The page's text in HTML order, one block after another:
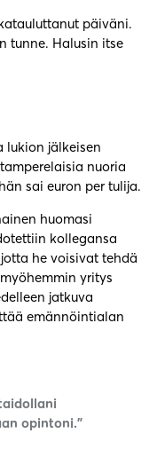
päiväni.
tunne. Halusin itse
lukion jälkeisen
nuoria
sai euron per tulija.
huomasi
kollegansa
he voisivat tehdä
yritys
jatkuva
emännöintialan
opintoni.”